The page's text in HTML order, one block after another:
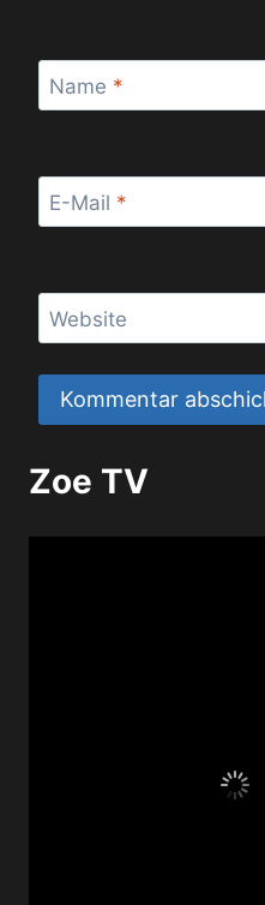
Name *
E-Mail *
Website
Zoe TV